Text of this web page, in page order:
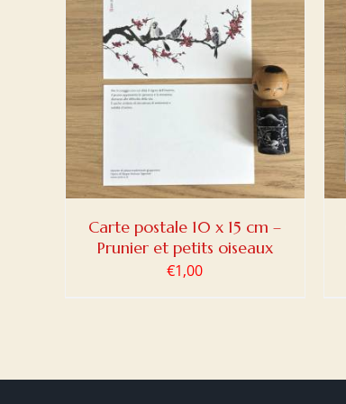
Carte postale 10 x 15 cm –
Prunier et petits oiseaux
€1,00
AJOUTER AU PANIER / DETAILS